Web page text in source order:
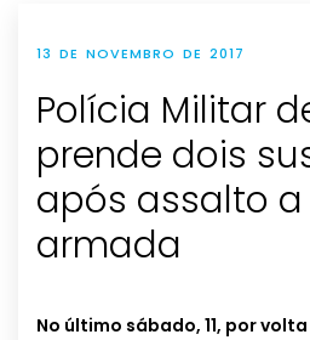
13 DE NOVEMBRO DE 2017
Polícia Militar
prende dois
após assalto
armada
No último sábado, 11, por